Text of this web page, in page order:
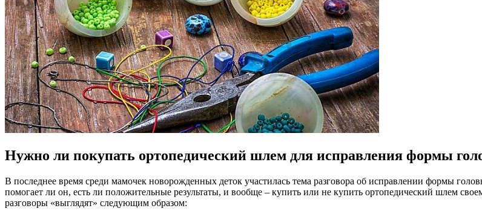
Нужно ли покупать ортопедический шлем для исправления формы
В последнее время среди мамочек новорожденных деток участилась тема разговора об исправлении формы
помогает ли он, есть ли положительные результаты, и вообще – купить или не купить ортопедический шлем
разговоры «выглядят» следующим образом: